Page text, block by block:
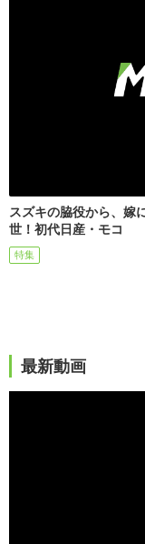
スズキの脇役から、嫁
世！初代日産・モコ
特集
最新動画